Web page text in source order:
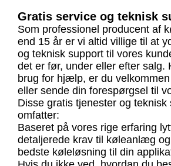
Gratis service og teknisk
Som professionel producent af
end 15 år er vi altid villige til at
og teknisk support til vores
det er før, under eller efter salg.
brug for hjælp, er du
eller sende din forespørgsel til
Disse gratis tjenester og teknisk
omfatter:
Baseret på vores rige erfaring
detaljerede krav til køleanlæg
bedste køleløsning til din